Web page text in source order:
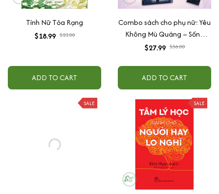
Tính Nữ Tỏa Rạng
$18.99 $21.00
ADD TO CART
Combo sách cho phụ nữ: Yêu
Không Mù Quáng – Sống
Không Bị Dắt Mũi: Tâm Kế
$27.99 $36.00
ADD TO CART
SALE SALE